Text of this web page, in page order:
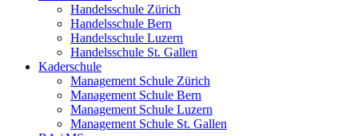
Handelsschule Zürich
Handelsschule Bern
Handelsschule Luzern
Handelsschule St. Gallen
Kaderschule
Management Schule Zürich
Management Schule Bern
Management Schule Luzern
Management Schule St. Gallen